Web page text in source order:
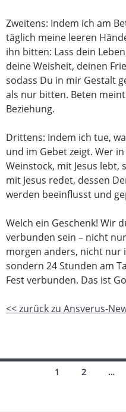
Zweitens: Indem ich am
täglich meine leeren
ihn bitten: Lass dein
deine Weisheit, deinen
sodass Du in mir Gestalt
als nur bitten. Beten
Beziehung.
Drittens: Indem ich tue,
und im Gebet zeigt. Wer
Weinstock, mit Jesus lebt,
mit Jesus redet, dessen
werden beeinflusst und
Welch ein Geschenk! Wir
verbunden sein – nicht
morgen anders, nicht nur
sondern 24 Stunden am
Fest verbunden. Das ist
<< zurück zu Ansverus-
Beitragsnavigation
1 2 …